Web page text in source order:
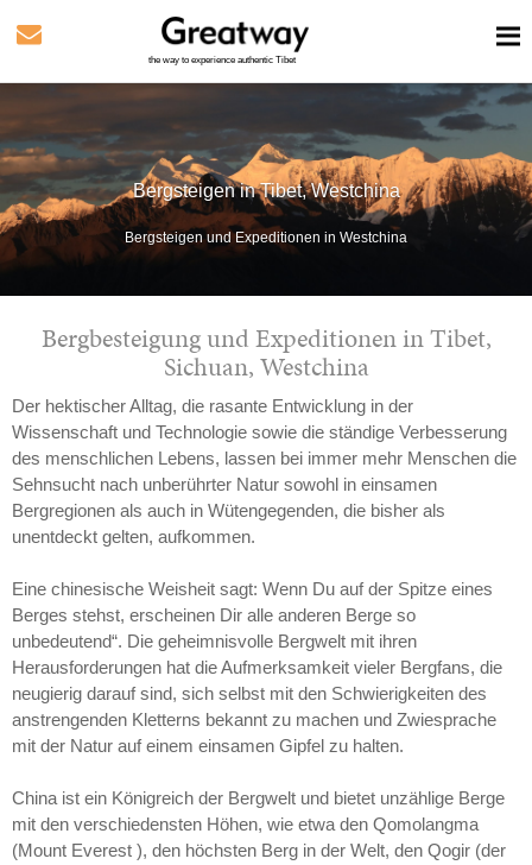
the way to experience authentic Tibet
Bergsteigen in Tibet, Westchina
Bergsteigen und Expeditionen in Westchina
Bergbesteigung und Expeditionen in Tibet,
Sichuan, Westchina
Der hektischer Alltag, die rasante Entwicklung in der
Wissenschaft und Technologie sowie die ständige Verbesserung
des menschlichen Lebens, lassen bei immer mehr Menschen die
Sehnsucht nach unberührter Natur sowohl in einsamen
Bergregionen als auch in Wütengegenden, die bisher als
unentdeckt gelten, aufkommen.
Eine chinesische Weisheit sagt: Wenn Du auf der Spitze eines
Berges stehst, erscheinen Dir alle anderen Berge so
unbedeutend“. Die geheimnisvolle Bergwelt mit ihren
Herausforderungen hat die Aufmerksamkeit vieler Bergfans, die
neugierig darauf sind, sich selbst mit den Schwierigkeiten des
anstrengenden Kletterns bekannt zu machen und Zwiesprache
mit der Natur auf einem einsamen Gipfel zu halten.
China ist ein Königreich der Bergwelt und bietet unzählige Berge
mit den verschiedensten Höhen, wie etwa den Qomolangma
(Mount Everest ), den höchsten Berg in der Welt, den Qogir (der